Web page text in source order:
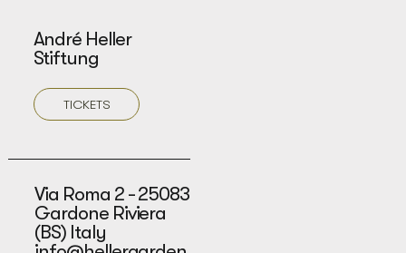
André Heller
Stiftung
TICKETS
Via Roma 2 - 25083
Gardone Riviera
(BS) Italy